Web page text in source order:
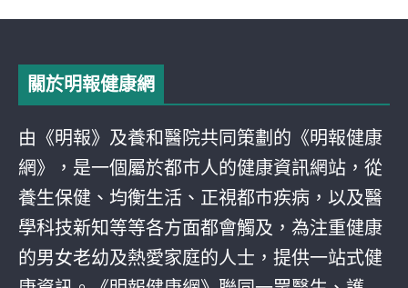
關於明報健康網
由《明報》及養和醫院共同策劃的《明報健康
網》，是一個屬於都巿人的健康資訊網站，從
養生保健、均衡生活、正視都巿疾病，以及醫
學科技新知等等各方面都會觸及，為注重健康
的男女老幼及熱愛家庭的人士，提供一站式健